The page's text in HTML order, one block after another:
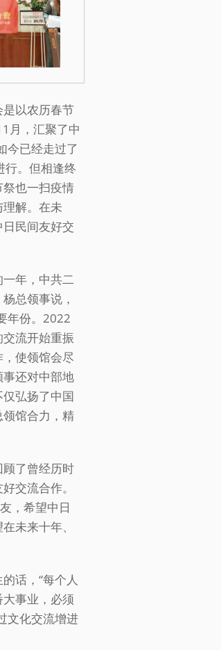
以农历春节
月，汇聚了中
今已经走过了
行。但相逢终
也一扫疫情
解。在未
民间友好交
年，中共二
总领事说，
年份。2022
流开始重振
使领馆会尽
还对中部地
弘扬了中国
馆合力，精
了曾经历时
交流合作。
，希望中日
未来十年、
话，“每个人
事业，必须
文化交流增进